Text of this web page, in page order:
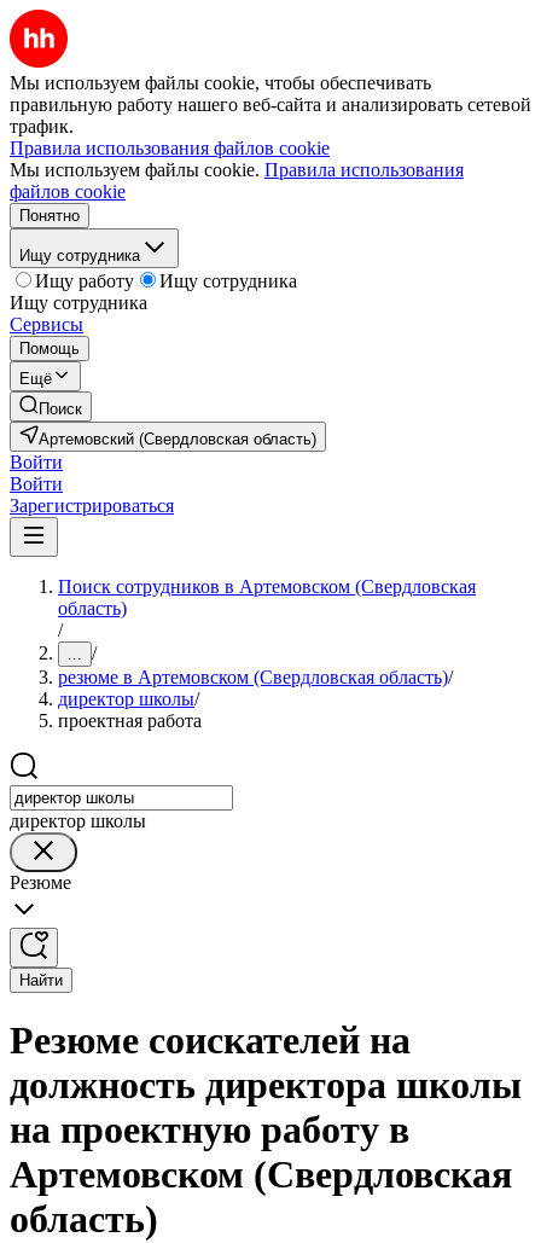
Мы используем файлы cookie, чтобы обеспечивать
правильную работу нашего веб-сайта и анализировать сетевой
трафик.
Правила использования файлов cookie
Мы используем файлы cookie. Правила использования
файлов cookie
Понятно
Ищу сотрудника
Ищу работу
Ищу сотрудника
Ищу сотрудника
Сервисы
Помощь
Ещё
Поиск
Артемовский (Свердловская область)
Войти
Войти
Зарегистрироваться
Поиск сотрудников в Артемовском (Свердловская
область)
/
... /
резюме в Артемовском (Свердловская область)/
директор школы/
проектная работа
директор школы
Резюме
Найти
Резюме соискателей на
должность директора школы
на проектную работу в
Артемовском (Свердловская
область)